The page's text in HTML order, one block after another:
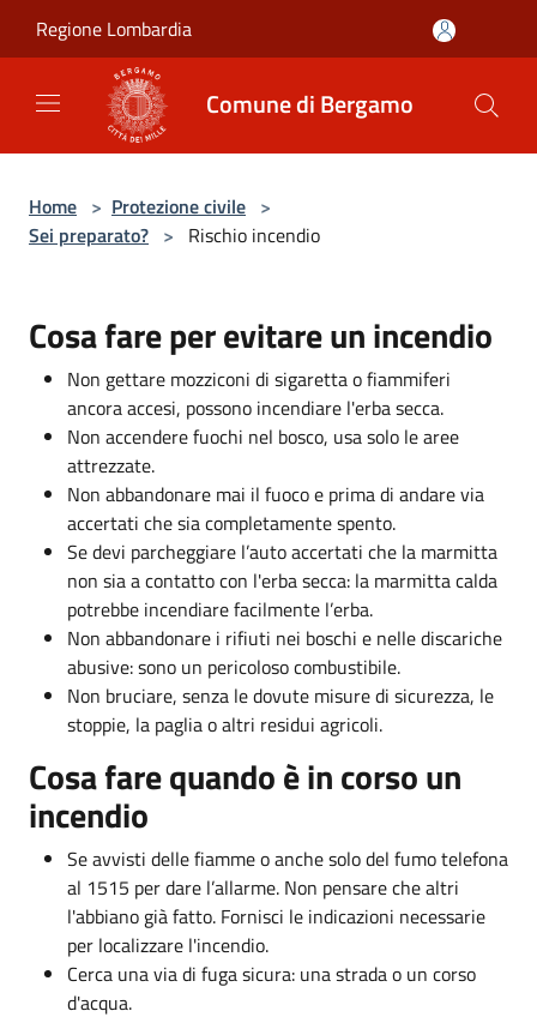
Regione Lombardia
Comune di Bergamo
Home > Protezione civile >
Sei preparato? > Rischio incendio
Cosa fare per evitare un incendio
Non gettare mozziconi di sigaretta o fiammiferi
ancora accesi, possono incendiare l'erba secca.
Non accendere fuochi nel bosco, usa solo le aree
attrezzate.
Non abbandonare mai il fuoco e prima di andare via
accertati che sia completamente spento.
Se devi parcheggiare l’auto accertati che la marmitta
non sia a contatto con l'erba secca: la marmitta calda
potrebbe incendiare facilmente l’erba.
Non abbandonare i rifiuti nei boschi e nelle discariche
abusive: sono un pericoloso combustibile.
Non bruciare, senza le dovute misure di sicurezza, le
stoppie, la paglia o altri residui agricoli.
Cosa fare quando è in corso un
incendio
Se avvisti delle fiamme o anche solo del fumo telefona
al 1515 per dare l’allarme. Non pensare che altri
l'abbiano già fatto. Fornisci le indicazioni necessarie
per localizzare l'incendio.
Cerca una via di fuga sicura: una strada o un corso
d'acqua.